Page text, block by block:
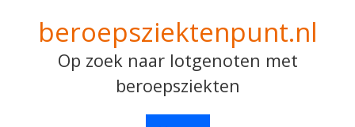
beroepsziektenpunt.nl
Op zoek naar lotgenoten met
beroepsziekten